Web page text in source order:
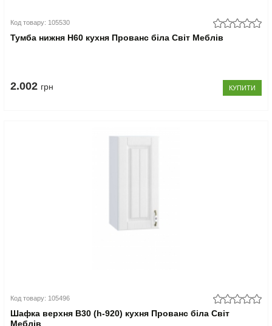
Код товару: 105530
Тумба нижня Н60 кухня Прованс біла Світ Меблів
2.002 грн КУПИТИ
Код товару: 105496
Шафка верхня В30 (h-920) кухня Прованс біла Світ
Меблів